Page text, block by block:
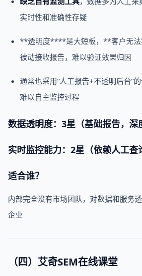
实时性和准确性存疑
**透明度****是大短板，**客户无法
被动接收报告，难以验证效果归因
通常也采用“人工报告+不透明后台”
难以自主监控过程
数据透明度：3星（基础报告，深
实时监控能力：2星（依赖人工查
适合谁？
内部完全没有市场团队，对数据和服务
企业
（四）艾奇SEM在线课堂